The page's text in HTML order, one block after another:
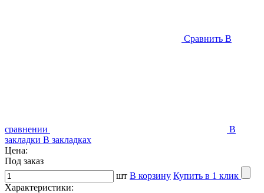
Сравнить В
сравнении
В
закладки В закладках
Цена:
Под заказ
шт В корзину Купить в 1 клик
Характеристики: